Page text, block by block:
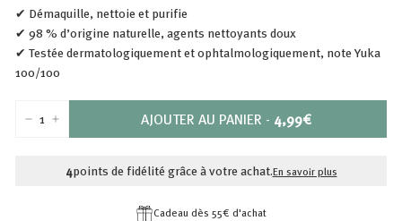
✔ Démaquille, nettoie et purifie
✔ 98 % d’origine naturelle, agents nettoyants doux
✔ Testée dermatologiquement et ophtalmologiquement, note Yuka
100/100
+ AJOUTER AU PANIER - PRIX
4,99€
4,99€
4points de fidélité grâce à votre achat.En savoir plus
Cadeau dès 55€ d'achat